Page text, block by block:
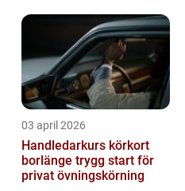
03 april 2026
Handledarkurs körkort
borlänge trygg start för
privat övningskörning